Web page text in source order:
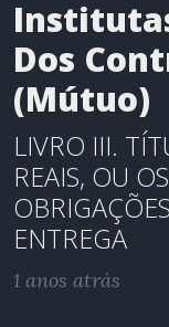
Dos
(Mútuo)
LIVRO III.
REAIS, OU
ENTREGA
1 anos atrás